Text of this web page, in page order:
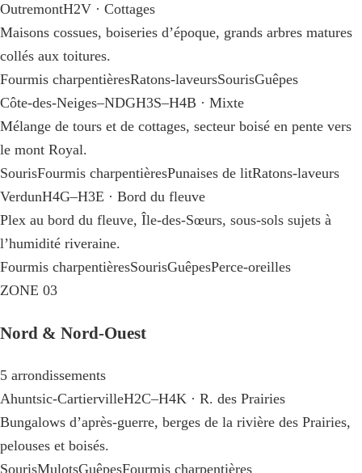
OutremontH2V · Cottages
Maisons cossues, boiseries d’époque, grands arbres matures
collés aux toitures.
Fourmis charpentièresRatons-laveursSourisGuêpes
Côte-des-Neiges–NDGH3S–H4B · Mixte
Mélange de tours et de cottages, secteur boisé en pente vers
le mont Royal.
SourisFourmis charpentièresPunaises de litRatons-laveurs
VerdunH4G–H3E · Bord du fleuve
Plex au bord du fleuve, Île-des-Sœurs, sous-sols sujets à
l’humidité riveraine.
Fourmis charpentièresSourisGuêpesPerce-oreilles
ZONE 03
Nord & Nord-Ouest
5 arrondissements
Ahuntsic-CartiervilleH2C–H4K · R. des Prairies
Bungalows d’après-guerre, berges de la rivière des Prairies,
pelouses et boisés.
SourisMulotsGuêpesFourmis charpentières